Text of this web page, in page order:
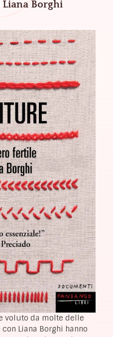
Borghi
voluto da molte delle
Liana Borghi hanno